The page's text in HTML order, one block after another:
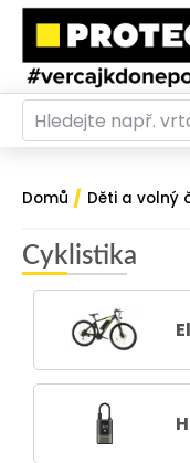
Domů / Děti a volný
Cyklistika